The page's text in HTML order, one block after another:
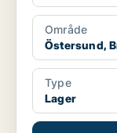
Område
Östersund,
Type
Lager